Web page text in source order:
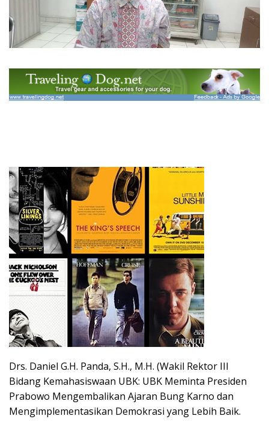
Drs. Daniel G.H. Panda, S.H., M.H. (Wakil Rektor III
Bidang Kemahasiswaan UBK: UBK Meminta Presiden
Prabowo Mengembalikan Ajaran Bung Karno dan
Mengimplementasikan Demokrasi yang Lebih Baik.